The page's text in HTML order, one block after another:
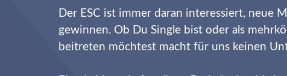
Der ESC ist immer daran interessiert, neue
gewinnen. Ob Du Single bist oder als
beitreten möchtest macht für uns keinen